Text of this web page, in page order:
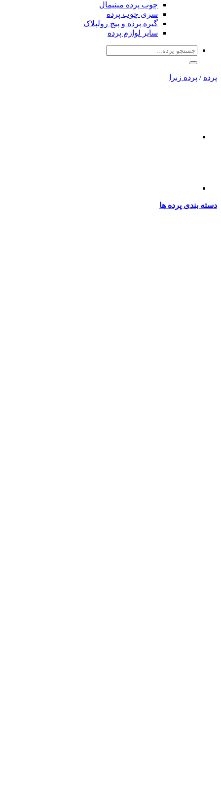
چوب پرده مینیمال
سری چوب پرده
گیره پرده و پیچ رولپلاک
سایر لوازم پرده
زبرا
پرده ها